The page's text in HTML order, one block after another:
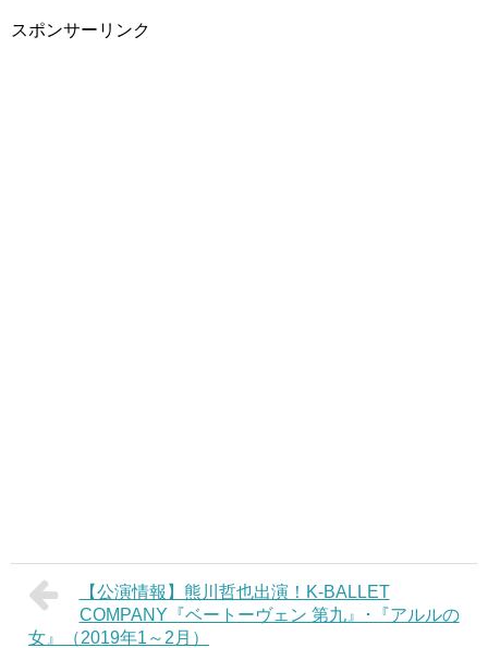
スポンサーリンク
【公演情報】熊川哲也出演！K-BALLET
COMPANY『ベートーヴェン 第九』･『アルルの
女』（2019年1～2月）